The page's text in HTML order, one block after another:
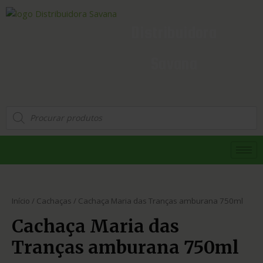
Início / Cachaças / Cachaça Maria das Tranças amburana 750ml
Cachaça Maria das
Tranças amburana 750ml